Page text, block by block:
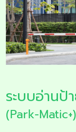
ระบบอ่านป้
(Park-Matic+)